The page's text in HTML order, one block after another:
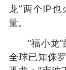
龙”两个IP
量。
“福小龙”
全球已知侏